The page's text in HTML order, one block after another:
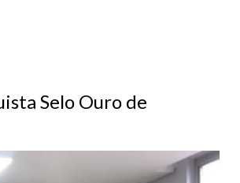
Selo Ouro de